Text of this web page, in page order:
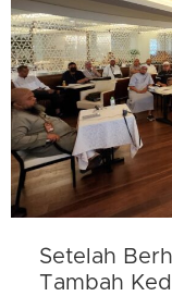
Setelah
Tambah